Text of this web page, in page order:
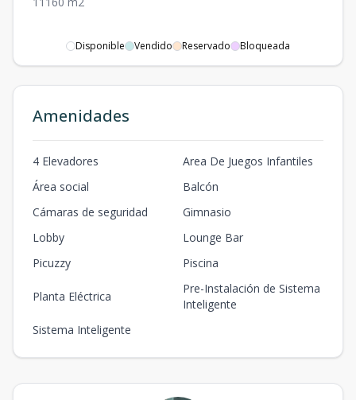
Disponible Vendido Reservado Bloqueada
Amenidades
4 Elevadores
Area De Juegos Infantiles
Área social
Balcón
Cámaras de seguridad
Gimnasio
Lobby
Lounge Bar
Picuzzy
Piscina
Planta Eléctrica
Pre-Instalación de Sistema
Inteligente
Sistema Inteligente